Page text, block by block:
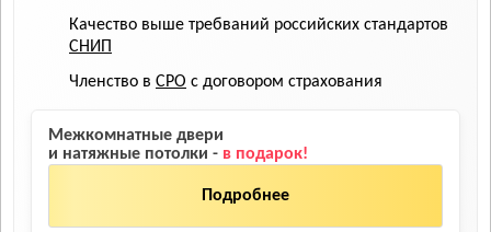
Качество выше требваний российских стандартов
СНИП
Членство в СРО с договором страхования
Межкомнатные двери
и натяжные потолки - в подарок!
Подробнее